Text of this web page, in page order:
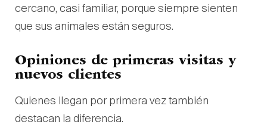
cercano, casi familiar, porque siempre sienten
que sus animales están seguros.
Opiniones de primeras visitas y
nuevos clientes
Quienes llegan por primera vez también
destacan la diferencia.